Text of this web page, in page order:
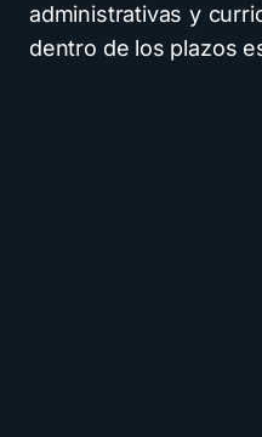
administrativas y
dentro de los plazos